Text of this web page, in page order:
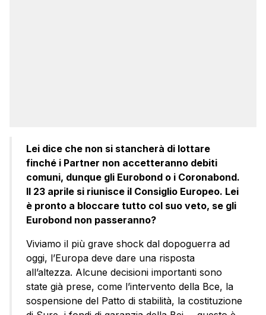
Lei dice che non si stancherà di lottare
finché i Partner non accetteranno debiti
comuni, dunque gli Eurobond o i Coronabond.
Il 23 aprile si riunisce il Consiglio Europeo. Lei
è pronto a bloccare tutto col suo veto, se gli
Eurobond non passeranno?
Viviamo il più grave shock dal dopoguerra ad
oggi, l’Europa deve dare una risposta
all’altezza. Alcune decisioni importanti sono
state già prese, come l’intervento della Bce, la
sospensione del Patto di stabilità, la costituzione